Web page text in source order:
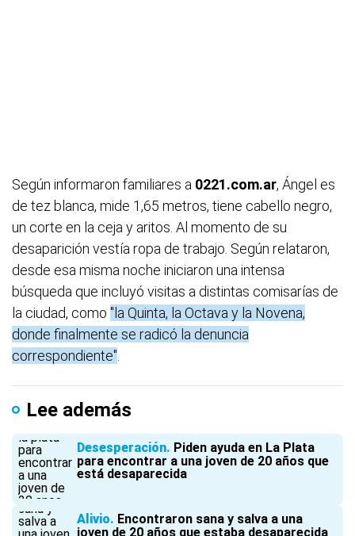
Según informaron familiares a 0221.com.ar, Ángel es
de tez blanca, mide 1,65 metros, tiene cabello negro,
un corte en la ceja y aritos. Al momento de su
desaparición vestía ropa de trabajo. Según relataron,
desde esa misma noche iniciaron una intensa
búsqueda que incluyó visitas a distintas comisarías de
la ciudad, como "la Quinta, la Octava y la Novena,
donde finalmente se radicó la denuncia
correspondiente"
Lee además
Desesperación Piden ayuda en La Plata
para encontrar a una joven de 20 años que
está desaparecida
Alivio Encontraron sana y salva a una
joven de 20 años que estaba desaparecida